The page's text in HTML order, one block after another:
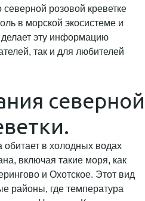
розовой креветке
в морской экосистеме и
делает эту информацию
так и для любителей
северной
обитает в холодных водах
включая такие моря, как
и Охотское. Этот вид
районы, где температура